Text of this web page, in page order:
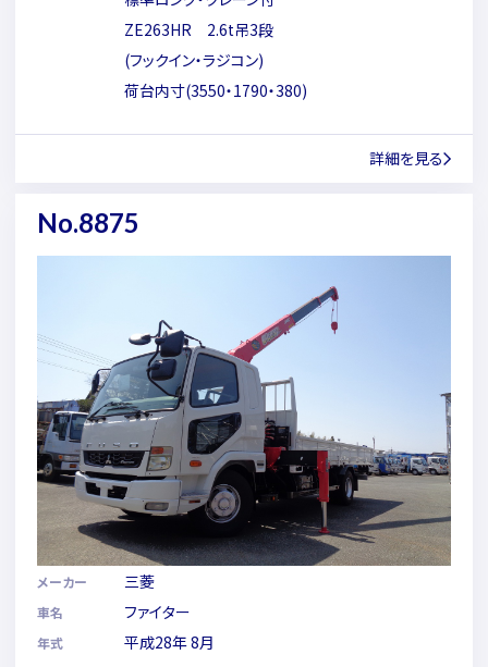
ZE263HR 2.6t吊3段
(フックイン・ラジコン)
荷台内寸(3550・1790・380)
詳細を見る
No.8875
メーカー 三菱
車名 ファイター
年式 平成28年 8月